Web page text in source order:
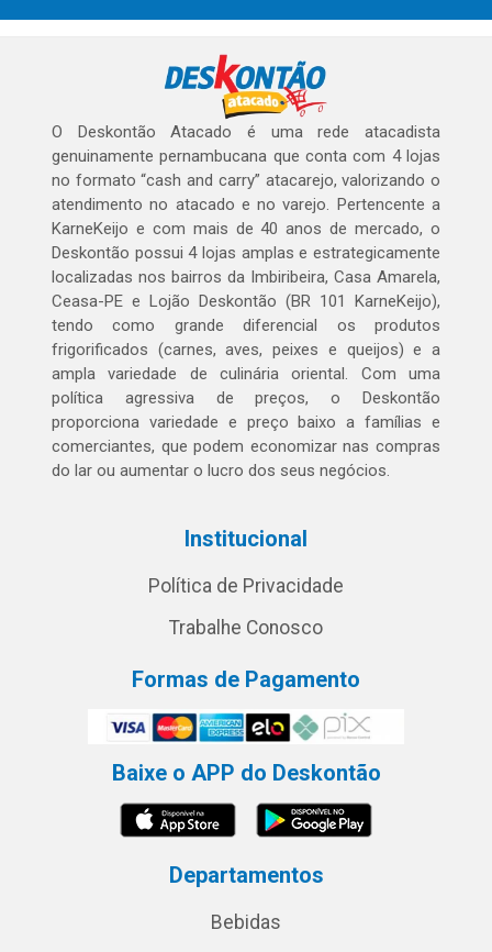
O Deskontão Atacado é uma rede atacadista
genuinamente pernambucana que conta com 4 lojas
no formato “cash and carry” atacarejo, valorizando o
atendimento no atacado e no varejo. Pertencente a
KarneKeijo e com mais de 40 anos de mercado, o
Deskontão possui 4 lojas amplas e estrategicamente
localizadas nos bairros da Imbiribeira, Casa Amarela,
Ceasa-PE e Lojão Deskontão (BR 101 KarneKeijo),
tendo como grande diferencial os produtos
frigorificados (carnes, aves, peixes e queijos) e a
ampla variedade de culinária oriental. Com uma
política agressiva de preços, o Deskontão
proporciona variedade e preço baixo a famílias e
comerciantes, que podem economizar nas compras
do lar ou aumentar o lucro dos seus negócios.
Institucional
Política de Privacidade
Trabalhe Conosco
Formas de Pagamento
Baixe o APP do Deskontão
Departamentos
Bebidas